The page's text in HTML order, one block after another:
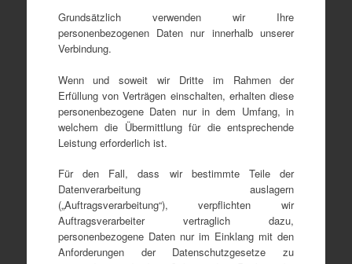
Grundsätzlich verwenden wir Ihre
personenbezogenen Daten nur innerhalb unserer
Verbindung.
Wenn und soweit wir Dritte im Rahmen der
Erfüllung von Verträgen einschalten, erhalten diese
personenbezogene Daten nur in dem Umfang, in
welchem die Übermittlung für die entsprechende
Leistung erforderlich ist.
Für den Fall, dass wir bestimmte Teile der
Datenverarbeitung auslagern
(„Auftragsverarbeitung“), verpflichten wir
Auftragsverarbeiter vertraglich dazu,
personenbezogene Daten nur im Einklang mit den
Anforderungen der Datenschutzgesetze zu